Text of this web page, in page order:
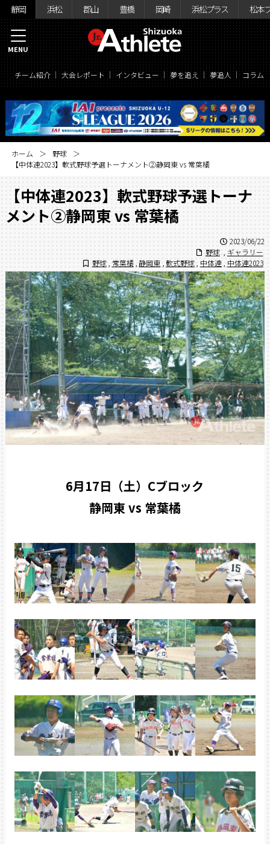
静岡 浜松 郡山 豊橋 岡崎 浜松プラス 松本
チーム紹介 大会レポート インタビュー 夢を追え 夢追人 コラム
MENU
ホーム
野球
【中体連2023】軟式野球予選トーナメント②静岡東 vs 常葉橘
【中体連2023】軟式野球予選トーナ
メント②静岡東 vs 常葉橘
2023/06/22
野球
ギャラリー
野球
常葉橘 静岡東 軟式野球 中体連 中体連2023
6月17日（土）Cブロック
静岡東 vs 常葉橘